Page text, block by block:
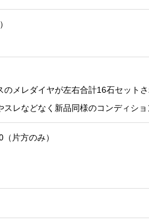
メレダイヤが左右合計16石セットさ
レなどなく新品同様のコンディショ
片方のみ）